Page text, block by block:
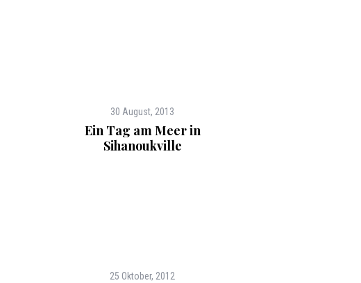
30 August, 2013
Ein Tag am Meer in
Sihanoukville
25 Oktober, 2012